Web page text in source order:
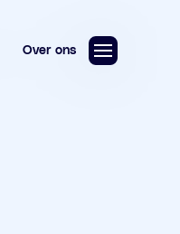
Over ons